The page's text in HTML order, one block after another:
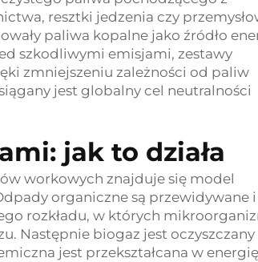
resztki jedzenia czy
paliwa kopalne jako źródło
szkodliwymi emisjami, zestawy
zmniejszeniu zależności od paliw
jest globalny cel neutralności
jak to działa
workowych znajduje się model
organiczne są przewidywane i
rozkładu, w których
Następnie biogaz jest oczyszczany
jest przekształcana w energię